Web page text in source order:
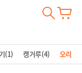
(1) 캥거루(4) 오리고